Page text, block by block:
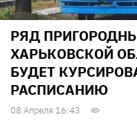
РЯД
ХАРЬКОВСКОЙ
БУДЕТ
РАСПИСАНИЮ
08 Апреля 16:43